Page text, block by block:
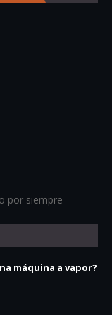
por siempre
máquina a vapor?